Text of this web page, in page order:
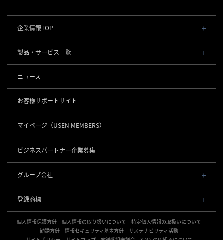
企業情報TOP
会社概要・役員一覧
事業内容
社長メッセージ
事業所一覧
店舗DX
グループ会社
製品・サービス一覧
POSレジ 他
USENレジ
USENセルフレジ
USENレジTAB HEALTHCARE
USEN ハンディ
USEN Mobile Order
USEN Tablet Order
USEN Order & Pay
USEN My Menu Premium
キャッシュレス決済
USEN PAY
USEN PAY QR
KettyBot Pro（配膳）
PuduBot2（配膳）
BellaBot Pro（配膳）
PUDU T300（運搬）
PUDU CC1（清掃）
KLEENBOT C30（清掃）
集客・予約
USEN SMART RESERVE
ヒトサラ
サロン向け予約システム
「USEN RESERVE BEAUTY」
⁩音楽配信
USEN MUSIC Entertainment
OTORAKU -音・楽-
CM録音機能つきBGM
通信
USEN AIR UNLIMITED
USEN AIR
USEN光
USEN PHONE
防犯カメラ
お役立ち情報
ニュース
お客様サポートサイト
マイページ （USEN MEMBERS）
ビジネスパートナー企業募集
グループ会社
USEN & U-NEXT GROUP
株式会社 U-NEXT HOLDINGS
登録商標
登録第７０２６８８０号
登録第６６５８３１３号
個人情報保護方針 個人情報の取り扱いについて
特定個人情報の取扱いについて
勧誘方針
情報セキュリティ基本方針
サステナビリティ活動